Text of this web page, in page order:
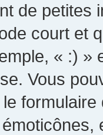
de petites
court et
« :) »
Vous